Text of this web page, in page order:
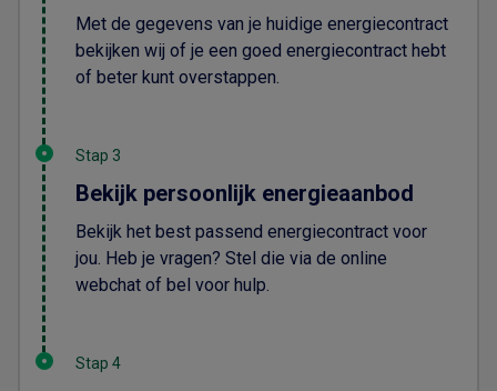
Met de gegevens van je huidige energiecontract
bekijken wij of je een goed energiecontract hebt
of beter kunt overstappen.
Stap 3
Bekijk persoonlijk energieaanbod
Bekijk het best passend energiecontract voor
jou. Heb je vragen? Stel die via de online
webchat of bel voor hulp.
Stap 4